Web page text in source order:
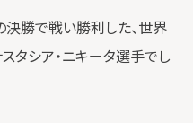
勝で戦い勝利した、世界
タシア・ニキータ選手でし